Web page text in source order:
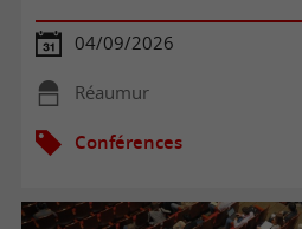
04/09/2026
Réaumur
Conférences